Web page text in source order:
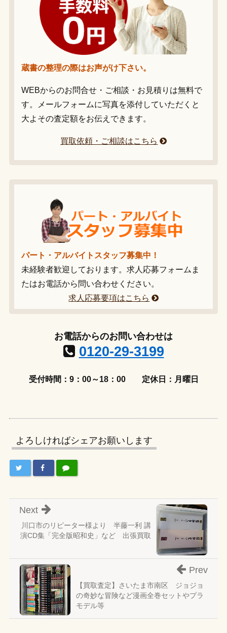
蔵書の整理の際はお声がけ下さい。
WEBからのお問合せ・ご相談・お見積りは無料で
す。メールフォームに写真を添付していただくと
大よその査定額をお伝えできます。
買取依頼・ご相談はこちら
パート・アルバイトスタッフ募集中！
未経験者歓迎しております。求人応募フォームま
たはお電話から問い合わせください。
求人応募要項はこちら
お電話からのお問い合わせは
0120-29-3199
受付時間：9：00～18：00 定休日：月曜日
よろしければシェアお願いします
川口市のリピーター様より 半藤一利 講
演CD集「完全版昭和史」など 出張買取
Next
【買取査定】さいたま市南区 ジョジョ
の奇妙な冒険など漫画全巻セットやプラ
モデル等
Prev